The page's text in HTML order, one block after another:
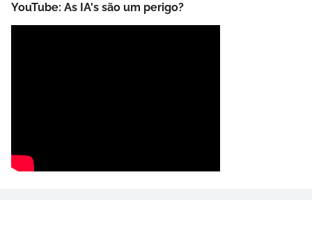
YouTube: As IA's são um perigo?